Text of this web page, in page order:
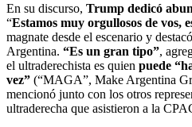
En su discurso, Trump dedicó
“Estamos muy orgullosos de vos,
magnate desde el escenario y
Argentina. “Es un gran tipo”,
el ultraderechista es quien puede
vez” (“MAGA”, Make Argentina
mencionó junto con los otros
ultraderecha que asistieron a la